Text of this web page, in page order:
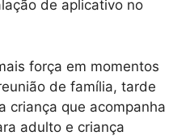
de aplicativo no
força em momentos
de família, tarde
criança que acompanha
adulto e criança